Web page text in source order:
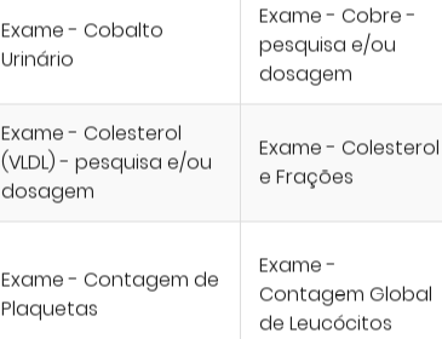
Exame - Cobalto
Urinário
Exame - Cobre -
pesquisa e/ou
dosagem
Exame - Colesterol
(VLDL) - pesquisa e/ou
dosagem
Exame - Colesterol
e Frações
Exame - Contagem de
Plaquetas
Exame -
Contagem Global
de Leucócitos